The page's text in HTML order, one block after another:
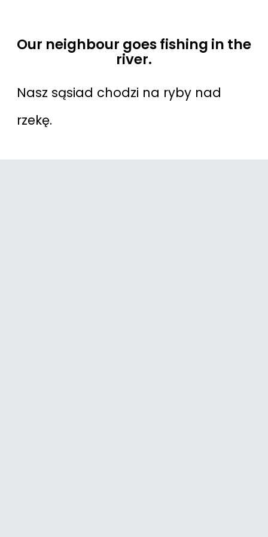
Our neighbour goes fishing in the
river.
Nasz sąsiad chodzi na ryby nad
rzekę.